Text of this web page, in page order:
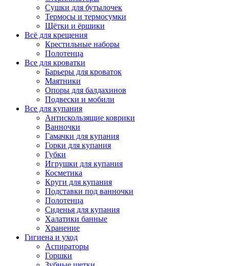
Сушки для бутылочек
Термосы и термосумки
Щётки и ёршики
Всё для крещения
Крестильные наборы
Полотенца
Все для кроватки
Барьеры для кроваток
Маятники
Опоры для балдахинов
Подвески и мобили
Все для купания
Антискользящие коврики
Ванночки
Гамачки для купания
Горки для купания
Губки
Игрушки для купания
Косметика
Круги для купания
Подставки под ванночки
Полотенца
Сиденья для купания
Халатики банные
Хранение
Гигиена и уход
Аспираторы
Горшки